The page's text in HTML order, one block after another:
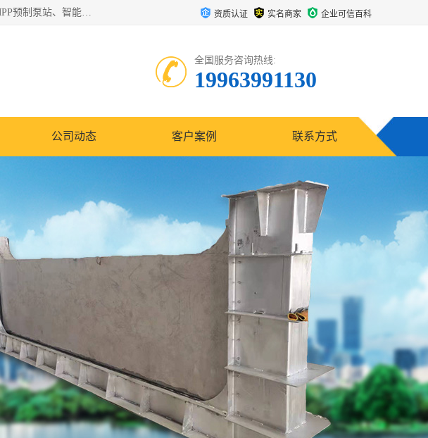
青岛铭源环保科技有限公司是一家专注于环保与智慧水务领域的先进科技企业，公司专注于云智能一体化HMPP预制泵站、智能截流井设备、调蓄池雨洪管理设备、水务循环利用、云智慧水务开发及新型环保技术研发等领域。 资质认证 实名商家 企业可信百科
全国服务咨询热线:
19963991130
公司动态 客户案例 联系方式